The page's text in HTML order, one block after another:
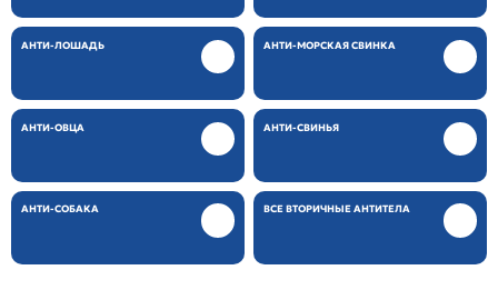
АНТИ-ЛОШАДЬ АНТИ-МОРСКАЯ СВИНКА
АНТИ-ОВЦА АНТИ-СВИНЬЯ
АНТИ-СОБАКА ВСЕ ВТОРИЧНЫЕ АНТИТЕЛА